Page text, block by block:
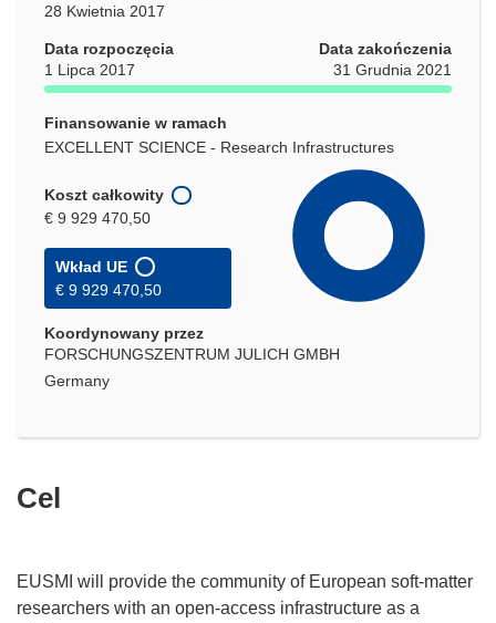
28 Kwietnia 2017
Data rozpoczęcia
1 Lipca 2017
Data zakończenia
31 Grudnia 2021
Finansowanie w ramach
EXCELLENT SCIENCE - Research Infrastructures
Koszt całkowity
€ 9 929 470,50
Wkład UE
€ 9 929 470,50
Koordynowany przez
FORSCHUNGSZENTRUM JULICH GMBH
Germany
Cel
EUSMI will provide the community of European soft-matter
researchers with an open-access infrastructure as a